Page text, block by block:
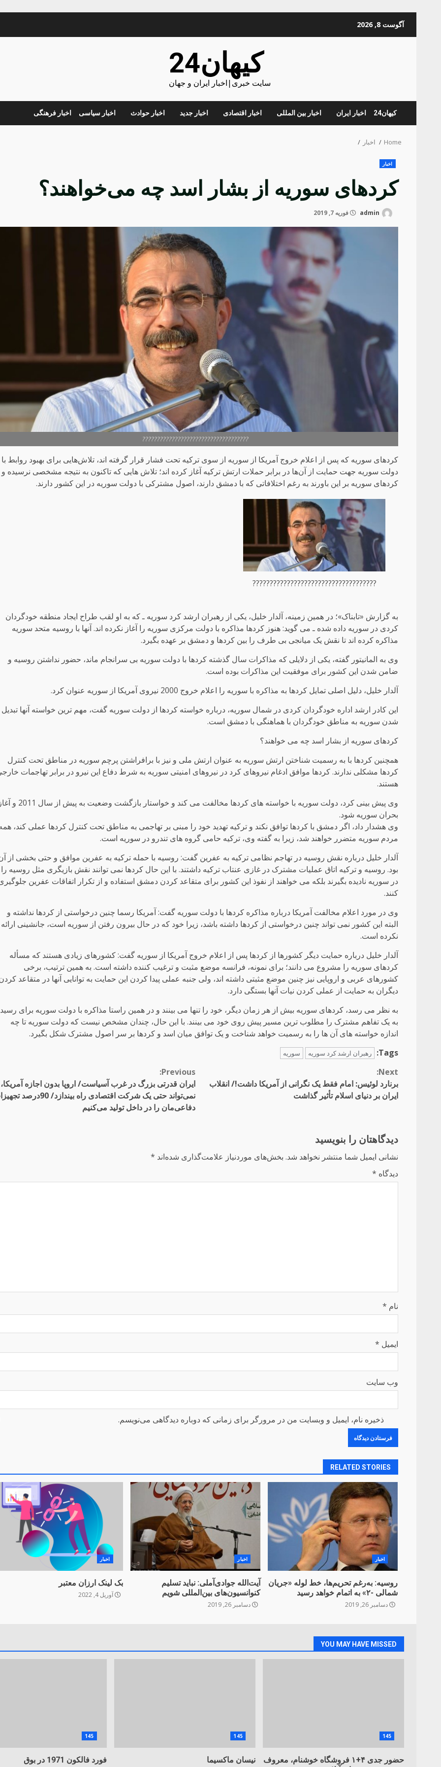
Skip
آگوست 8, 2026
کیهان24
سایت خبری|اخبار ایران و جهان
کیهان24 اخبار ایران اخبار بین المللی اخبار اقتصادی اخبار جدید اخبار حوادث اخبار سیاسی اخبار فرهنگی
Home اخبار
اخبار
کرد‌های سوریه از بشار اسد چه می‌خواهند؟
فوریه 7, 2019
????????????????????????????????????
کرد‌های سوریه که پس از اعلام خروج آمریکا از سوریه از سوی ترکیه تحت فشار قرار گرفته اند، تلاش‌هایی برای بهبود روابط با
دولت سوریه جهت حمایت از آن‌ها در برابر حملات ارتش ترکیه آغاز کرده اند؛ تلاش هایی که تاکنون به نتیجه مشخصی نرسیده و
کردهای سوریه بر این باورند به رغم اختلافاتی که با دمشق دارند، اصول مشترکی با دولت سوریه در این کشور دارند.
????????????????????????????????????
به گزارش «تابناک»؛ در همین زمینه، آلدار خلیل، یکی از رهبران ارشد کرد سوریه ـ که به او لقب طراح ایجاد منطقه خودگردان
کردی در سوریه داده شده ـ می گوید: هنوز کردها مذاکره با دولت مرکزی سوریه را آغاز نکرده اند. آنها با روسیه متحد سوریه
مذاکره کرده اند تا نقش یک میانجی بی طرف را بین کردها و دمشق بر عهده بگیرد.
وی به المانیتور گفته، یکی از دلایلی که مذاکرات سال گذشته کردها با دولت سوریه بی سرانجام ماند، حضور نداشتن روسیه و
ضامن شدن این کشور برای موفقیت این مذاکرات بوده است.
آلدار خلیل، دلیل اصلی تمایل کردها به مذاکره با سوریه را اعلام خروج 2000 نیروی آمریکا از سوریه عنوان کرد.
این کادر ارشد اداره خودگردان کردی در شمال سوریه، درباره خواسته کردها از دولت سوریه گفت، مهم ترین خواسته آنها تبدیل
شدن سوریه به مناطق خودگردان با هماهنگی با دمشق است.
کردهای سوریه از بشار اسد چه می خواهند؟
همچنین کردها با به رسمیت شناختن ارتش سوریه به عنوان ارتش ملی و نیز با برافراشتن پرچم سوریه در مناطق تحت کنترل
کردها مشکلی ندارند. کردها موافق ادغام نیروهای کرد در نیروهای امنیتی سوریه به شرط دفاع این نیرو در برابر تهاجمات
هستند.
وی پیش بینی کرد، دولت سوریه با خواسته های کردها مخالفت می کند و خواستار بازگشت وضعیت به پیش از سال 2011 و آغاز
بحران سوریه شود.
وی هشدار داد، اگر دمشق با کردها توافق نکند و ترکیه تهدید خود را مبنی بر تهاجمی به مناطق تحت کنترل کردها عملی کند،
مردم سوریه متضرر خواهند شد، زیرا به گفته وی، ترکیه حامی گروه های تندرو در سوریه است.
آلدار خلیل درباره نقش روسیه در تهاجم نظامی ترکیه به عفرین گفت: روسیه با حمله ترکیه به عفرین موافق و حتی بخشی از
بود. روسیه و ترکیه اتاق عملیات مشترک در غازی عنتاب ترکیه داشتند. با این حال کردها نمی توانند نقش بازیگری مثل روسیه را
در سوریه نادیده بگیرند بلکه می خواهند از نفوذ این کشور برای متقاعد کردن دمشق استفاده و از تکرار اتفاقات عفرین
کنند.
وی در مورد اعلام مخالفت آمریکا درباره مذاکره کردها با دولت سوریه گفت: آمریکا رسما چنین درخواستی از کردها نداشته و
البته این کشور نمی تواند چنین درخواستی از کردها داشته باشد، زیرا خود که در حال بیرون رفتن از سوریه است، جانشینی ارائه
نکرده است.
آلدار خلیل درباره حمایت دیگر کشورها از کردها پس از اعلام خروج آمریکا از سوریه گفت: کشورهای زیادی هستند که مسأله
کردهای سوریه را مشروع می دانند؛ برای نمونه، فرانسه موضع مثبت و ترغیب کننده داشته است. به همین ترتیب، برخی
کشورهای عربی و اروپایی نیز چنین موضع مثبتی داشته اند، ولی جنبه عملی پیدا کردن این حمایت به توانایی آنها در متقاعد
دیگران به حمایت از عملی کردن نیات آنها بستگی دارد.
به نظر می رسد، کردهای سوریه بیش از هر زمان دیگر، خود را تنها می بینند و در همین راستا مذاکره با دولت سوریه برای
به یک تفاهم مشترک را مطلوب ترین مسیر پیش روی خود می بینند. با این حال، چندان مشخص نیست که دولت سوریه تا چه
اندازه خواسته های آن ها را به رسمیت خواهد شناخت و یک توافق میان اسد و کردها بر سر اصول مشترک شکل بگیرد.
Tags:
رهبران ارشد کرد سوریه سوریه
Continue
Reading
Previous:
ایران قدرتی بزرگ در غرب آسیاست/ اروپا بدون اجازه آمریکا،
نمی‌تواند حتی یک شرکت اقتصادی راه بیندازد/
دفاعی‌مان را در داخل تولید می‌کنیم
Next:
برنارد لوئیس: امام فقط یک نگرانی از آمریکا داشت!/ انقلاب
ایران بر دنیای اسلام تأثیر گذاشت
دیدگاهتان را بنویسید
نشانی ایمیل شما منتشر نخواهد شد. بخش‌های موردنیاز علامت‌گذاری شده‌اند *
دیدگاه *
نام *
ایمیل *
وب‌ سایت
ذخیره نام، ایمیل و وبسایت من در مرورگر برای زمانی که دوباره دیدگاهی می‌نویسم.
RELATED STORIES
اخبار
بک لینک ارزان معتبر
آوریل 4, 2022
اخبار
آیت‌الله جوادی‌آملی: ‌نباید تسلیم
کنوانسیون‌های بین‌المللی شویم
دسامبر 26, 2019
اخبار
روسیه: به‌رغم تحریم‌ها، خط لوله «جریان
شمالی -۲» به اتمام خواهد رسید
دسامبر 26, 2019
YOU MAY HAVE MISSED
145
فورد فالکون 1971 در بوق
145
نیسان ماکسیما
145
حضور جدی ۴+۱ فروشگاه خوشنام، معروف